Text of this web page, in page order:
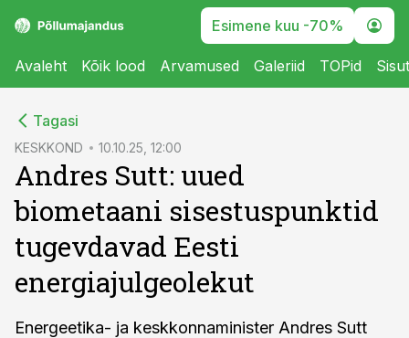
Esimene kuu -70%
Avaleht Kõik lood Arvamused Galeriid TOPid
Tagasi
KESKKOND 10.10.25, 12:00
Andres Sutt: uued
biometaani sisestuspunktid
tugevdavad Eesti
energiajulgeolekut
Energeetika- ja keskkonnaminister Andres Sutt